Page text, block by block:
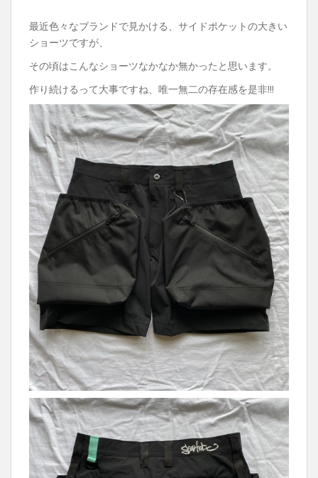
最近色々なブランドで見かける、サイドポケットの大きい
ショーツですが、
その頃はこんなショーツなかなか無かったと思います。
作り続けるって大事ですね、唯一無二の存在感を是非!!!